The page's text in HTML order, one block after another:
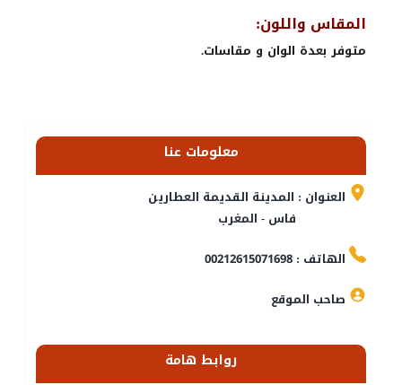
المقاس واللون:
متوفر بعدة الوان و مقاسات.
معلومات عنا
العنوان : المدينة القديمة العطارين
فاس - المغرب
الهاتف : 00212615071698
صاحب الموقع
روابط هامة